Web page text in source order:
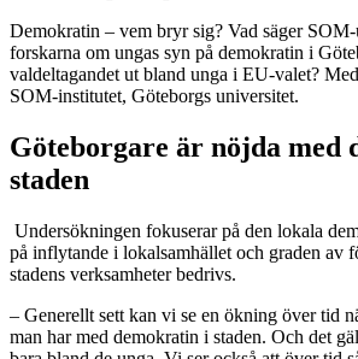
Demokratin – vem bryr sig? Vad säger
forskarna om ungas syn på demokratin i
valdeltagandet ut bland unga i EU-valet?
SOM-institutet, Göteborgs universitet.
Göteborgare är nöjda med
staden
Undersökningen fokuserar på den lokala
på inflytande i lokalsamhället och graden av
stadens verksamheter bedrivs.
– Generellt sett kan vi se en ökning över tid
man har med demokratin i staden. Och det